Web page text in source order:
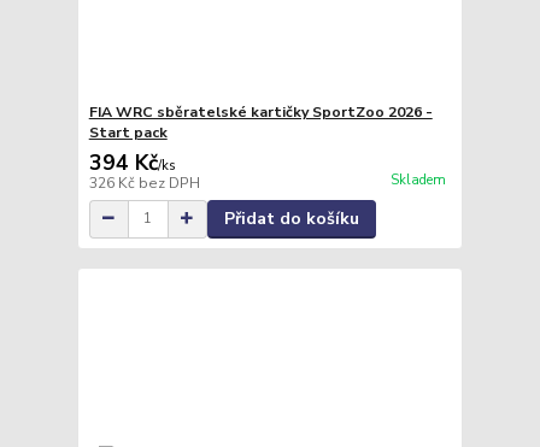
FIA WRC sběratelské kartičky SportZoo 2026 -
Start pack
394 Kč/ks
326 Kč bez DPH Skladem
Přidat do košíku